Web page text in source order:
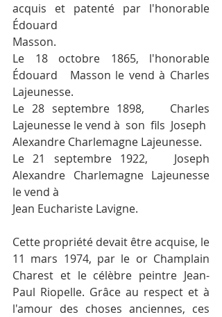
acquis et patenté par l'honorable
Édouard
Masson.
Le 18 octobre 1865, l'honorable
Édouard	Masson le vend à Charles
Lajeunesse.
Le 28 septembre 1898,	Charles
Lajeunesse le vend à  son  fils  Joseph
Alexandre Charlemagne Lajeunesse.
Le 21 septembre 1922,	Joseph
Alexandre Charlemagne Lajeunesse
le vend à
Jean Euchariste Lavigne.
Cette propriété devait être acquise, le
11 mars 1974, par le or Champlain
Charest et le célèbre peintre Jean-
Paul Riopelle. Grâce au respect et à
l'amour des choses anciennes, ces